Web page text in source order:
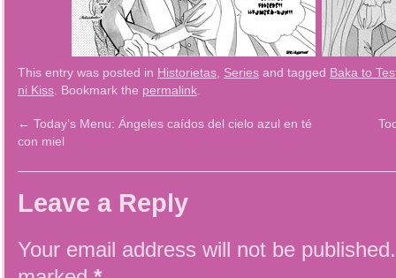
This entry was posted in Historietas Series and tagged Baka to
ni Kiss . Bookmark the permalink
← Today’s Menu: Ángeles caídos del cielo azul en té
con miel
Leave a Reply
Your email address will not be published.